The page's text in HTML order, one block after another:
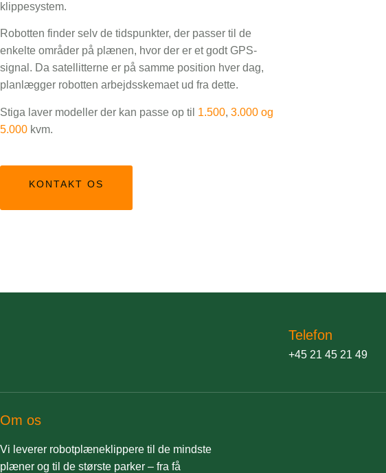
klippesystem.
Robotten finder selv de tidspunkter, der passer til de
enkelte områder på plænen, hvor der er et godt GPS-
signal. Da satellitterne er på samme position hver dag,
planlægger robotten arbejdsskemaet ud fra dette.
Stiga laver modeller der kan passe op til 1.500, 3.000 og
5.000 kvm.
KONTAKT OS
Telefon
+45 21 45 21 49
Om os
Vi leverer robotplæneklippere til de mindste
plæner og til de største parker – fra få